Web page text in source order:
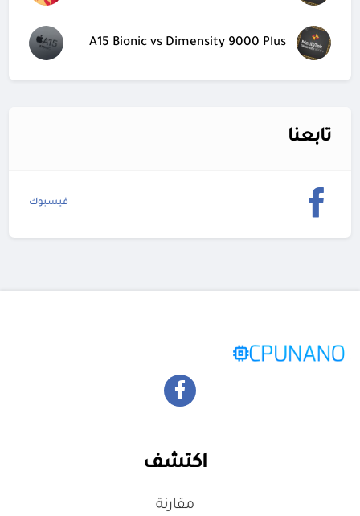
A15 Bionic vs Dimensity 9000 Plus
تابعنا
فيسبوك
اكتشف
مقارنة